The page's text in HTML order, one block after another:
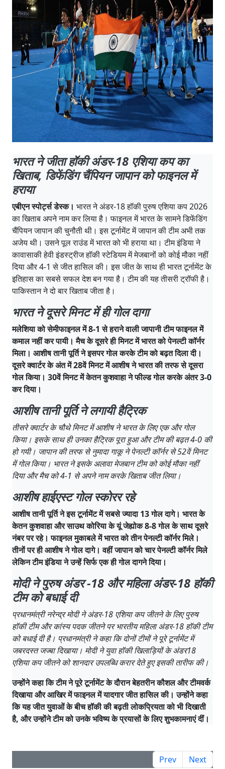
भारत ने जीता हॉकी अंडर-18 एशिया कप का
खिताब, डिफेंडिंग चैंपियन जापान को फाइनल में
हराया
एबीएन स्पोर्ट्स डेस्क। भारत ने अंडर-18 हॉकी पुरुष एशिया कप 2026
का खिताब अपने नाम कर लिया है। फाइनल में भारत के सामने डिफेंडिंग
चैंपियन जापान की चुनौती थी। इस टूर्नामेंट में जापान की टीम अभी तक
अजेय थी। उसने पूल राउंड में भारत को भी हराया था। टीम इंडिया ने
कावासाकी हेवी इंडस्ट्रीज हॉकी स्टेडियम में मेजबानों को कोई मौका नहीं
दिया और 4-1 से जीत हासिल की। इस जीत के साथ ही भारत टूर्नामेंट के
इतिहास का सबसे सफल देश बन गया है। टीम की यह तीसरी ट्रॉफी है।
पाकिस्तान ने दो बार खिताब जीता है।
भारत ने दूसरे मिनट में ही गोल दागा
मलेशिया को सेमीफाइनल में 8-1 से हराने वाली जापानी टीम फाइनल में
कमाल नहीं कर पायी। मैच के दूसरे ही मिनट में भारत को पेनल्टी कॉर्नर
मिला। आशीष तानी पूर्ति ने इसपर गोल करके टीम को बढ़त दिला दी।
दूसरे क्वार्टर के अंत में 28वें मिनट में आशीष ने भारत की तरफ से दूसरा
गोल किया। 30वें मिनट में केतन कुशवाहा ने फील्ड गोल करके अंतर 3-0
कर दिया।
आशीष तानी पूर्ति ने लगायी हैट्रिक
तीसरे क्वार्टर के चौथे मिनट में आशीष ने भारत के लिए एक और गोल
किया। इसके साथ ही उनका हैट्रिक पूरा हुआ और टीम की बढ़त 4-0 की
हो गयी। जापान की तरफ से नुमादा गाकू ने पेनल्टी कॉर्नर से 52वें मिनट
में गोल किया। भारत ने इसके अलावा मेजबान टीम को कोई मौका नहीं
दिया और मैच को 4-1 से अपने नाम करके खिताब जीत लिया।
आशीष हाईएस्ट गोल स्कोरर रहे
आशीष तानी पूर्ति ने इस टूर्नामेंट में सबसे ज्यादा 13 गोल दागे। भारत के
केतन कुशवाहा और साउथ कोरिया के यूं जेह्योक 8-8 गोल के साथ दूसरे
नंबर पर रहे। फाइनल मुकाबले में भारत को तीन पेनल्टी कॉर्नर मिले।
तीनों पर ही आशीष ने गोल दागे। वहीं जापान को चार पेनल्टी कॉर्नर मिले
लेकिन टीम इंडिया ने उन्हें सिर्फ एक ही गोल दागने दिया।
मोदी ने पुरुष अंडर -18 और महिला अंडर-18 हॉकी
टीम को बधाई दी
प्रधानमंत्री नरेन्द्र मोदी ने अंडर-18 एशिया कप जीतने के लिए पुरुष
हॉकी टीम और कांस्य पदक जीतने पर भारतीय महिला अंडर-18 हॉकी टीम
को बधाई दी है। प्रधानमंत्री ने कहा कि दोनों टीमों ने पूरे टूर्नामेंट में
जबरदस्त जज्बा दिखाया। मोदी ने युवा हॉकी खिलाड़ियों के अंडर18
एशिया कप जीतने को शानदार उपलब्धि करार देते हुए इसकी तारीफ की।
उन्होंने कहा कि टीम ने पूरे टूर्नामेंट के दौरान बेहतरीन कौशल और टीमवर्क
दिखाया और आखिर में फाइनल में यादगार जीत हासिल की। उन्होंने कहा
कि यह जीत युवाओं के बीच हॉकी की बढ़ती लोकप्रियता को भी दिखाती
है, और उन्होंने टीम को उनके भविष्य के प्रयासों के लिए शुभकामनाएं दीं।
Prev Next